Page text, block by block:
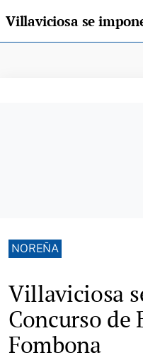
NOREÑA
Villaviciosa
Concurso de
Fombona